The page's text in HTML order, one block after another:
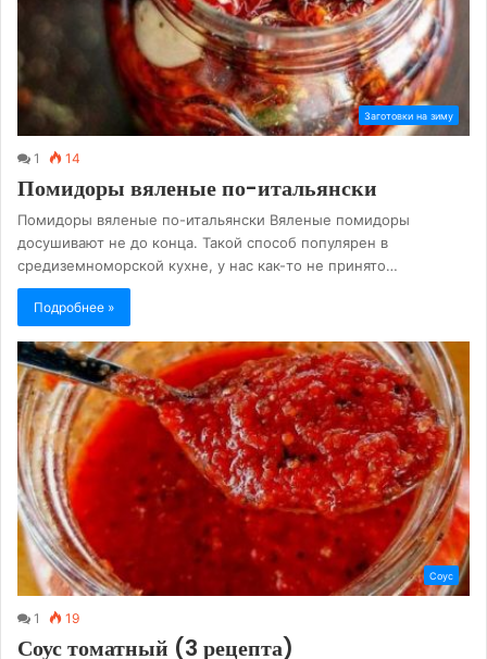
Заготовки на зиму
1 14
Помидоры вяленые по-итальянски
Помидоры вяленые по-итальянски Вяленые помидоры
досушивают не до конца. Такой способ популярен в
средиземноморской кухне, у нас как-то не принято…
Подробнее »
Соус
1 19
Соус томатный (3 рецепта)